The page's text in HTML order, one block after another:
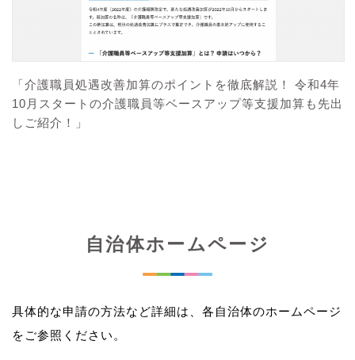
「介護職員処遇改善加算のポイントを徹底解説！ 令和4年
10月スタートの介護職員等ベースアップ等支援加算も先出
しご紹介！」
自治体ホームページ
具体的な申請の方法など詳細は、各自治体のホームページ
をご参照ください。